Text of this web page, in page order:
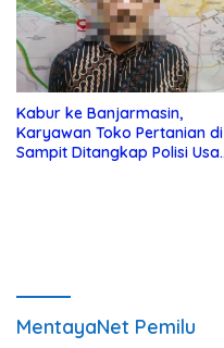
Kabur ke Banjarmasin,
Karyawan Toko Pertanian di
Sampit Ditangkap Polisi Usai
MentayaNet Pemilu